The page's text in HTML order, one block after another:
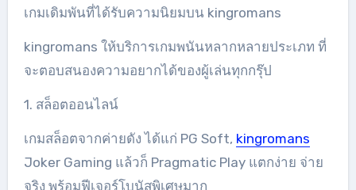
เกมเดิมพันที่ได้รับความนิยมบน kingromans
kingromans ให้บริการเกมพนันหลากหลายประเภท ที่
จะตอบสนองความอยากได้ของผู้เล่นทุกกรุ๊ป
1. สล็อตออนไลน์
เกมสล็อตจากค่ายดัง ได้แก่ PG Soft, kingromans
Joker Gaming แล้วก็ Pragmatic Play แตกง่าย จ่าย
จริง พร้อมฟีเจอร์โบนัสพิเศษมาก